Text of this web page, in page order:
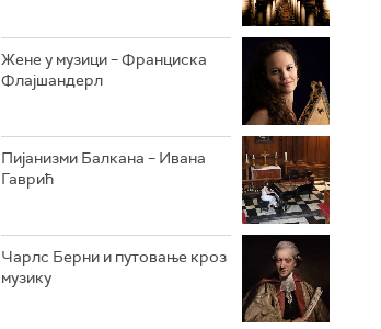
Жене у музици – Франциска
Флајшандерл
Пијанизми Балкана – Ивана
Гаврић
Чарлс Берни и путовање кроз
музику